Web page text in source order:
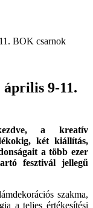
BOK csarnok
április 9-11.
a kreatív
két kiállítás,
a több ezer
fesztivál jellegű
szakma,
a teljes értékesítési